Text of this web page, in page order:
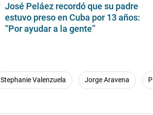
José Peláez recordó que su padre
estuvo preso en Cuba por 13 años:
“Por ayudar a la gente”
Stephanie Valenzuela Jorge Aravena